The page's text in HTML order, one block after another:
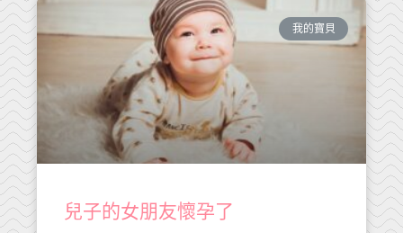
我的寶貝
兒子的女朋友懷孕了